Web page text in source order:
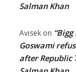
Salman Khan
Avisek on
Goswami
after Republic